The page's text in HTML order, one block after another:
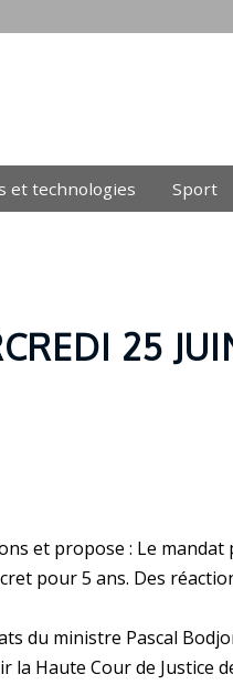
et technologies Sport
25
et propose : Le mandat
pour 5 ans. Des
du ministre Pascal
Haute Cour de Justice